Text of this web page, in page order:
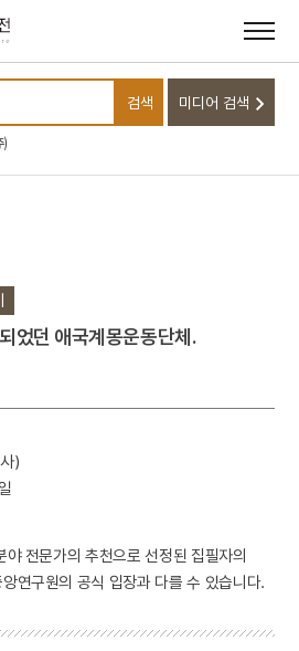
검색어를 입력하세요
검색 미디어 검색
었던 애국계몽운동단체.
)
전문가의 추천으로 선정된 집필자의
연구원의 공식 입장과 다를 수 있습니다.